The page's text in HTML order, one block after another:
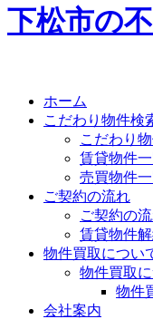
下松市の
ホーム
こだわり物件検
こだわり
賃貸物件
売買物件
ご契約の流れ
ご契約の
賃貸物件
物件買取につい
物件買取
物件
会社案内